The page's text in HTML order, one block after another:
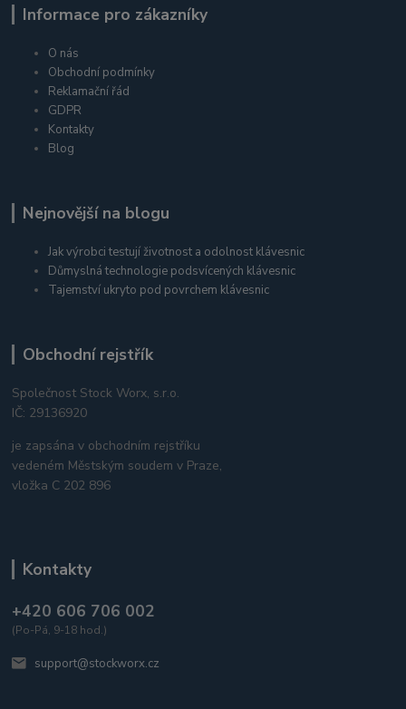
Informace pro zákazníky
O nás
Obchodní podmínky
Reklamační řád
GDPR
Kontakty
Blog
Nejnovější na blogu
Jak výrobci testují životnost a odolnost klávesnic
Důmyslná technologie podsvícených klávesnic
Tajemství ukryto pod povrchem klávesnic
Obchodní rejstřík
Společnost Stock Worx, s.r.o.
IČ: 29136920
je zapsána v obchodním rejstříku
vedeném Městským soudem v Praze,
vložka C 202 896
Kontakty
+420 606 706 002
(Po-Pá, 9-18 hod.)
support@stockworx.cz